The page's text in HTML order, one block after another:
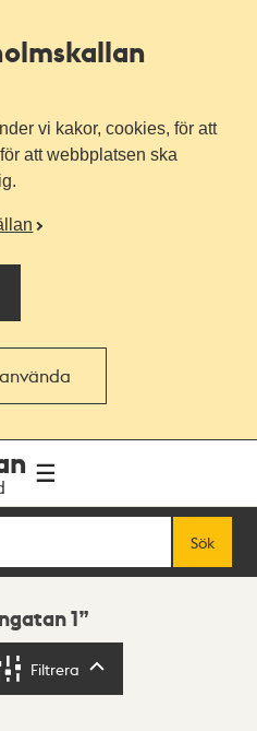
vi kakor, cookies, för att
att webbplatsen ska
Sök
1
Filtrera